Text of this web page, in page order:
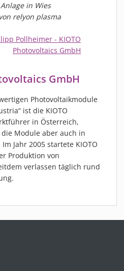
in Wies
relyon plasma
Pollheimer - KIOTO
Photovoltaics GmbH
GmbH
Photovoltaikmodule
ist die KIOTO
in Österreich,
Module aber auch in
Jahr 2005 startete KIOTO
Produktion von
verlassen täglich rund